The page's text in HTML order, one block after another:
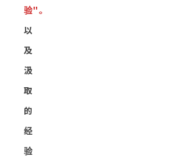
验"。
以
及
汲
取
的
经
验